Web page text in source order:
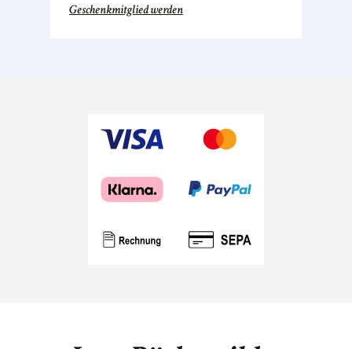
Geschenkmitglied werden